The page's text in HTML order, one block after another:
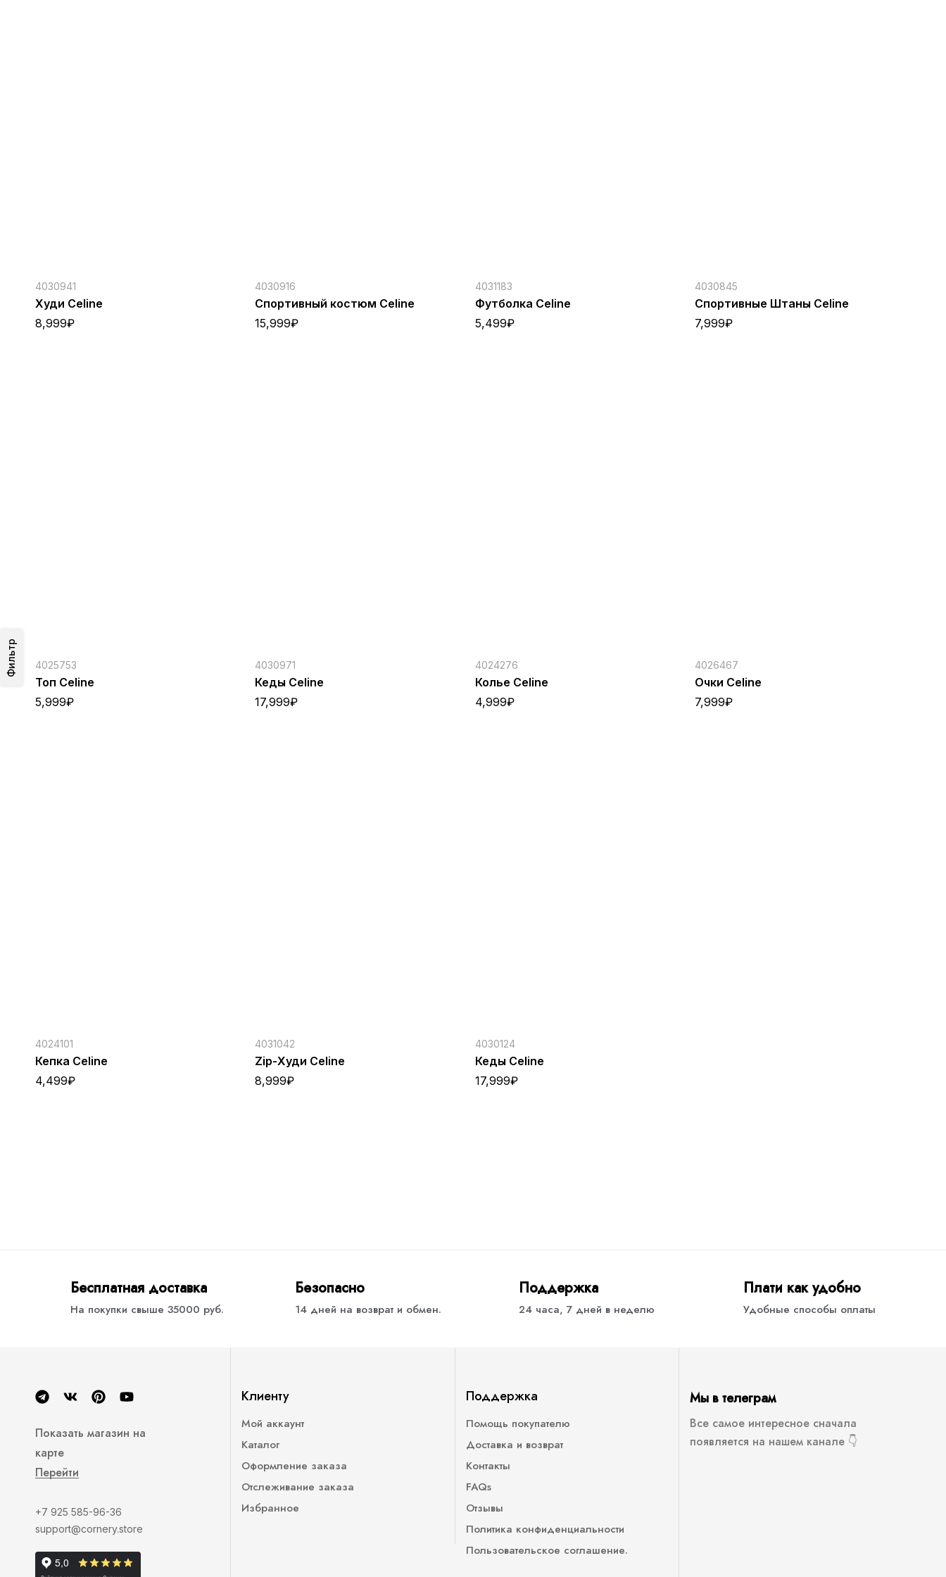
Фильтр
4030941
Худи Celine
8,999₽
4030916
Cпортивный костюм Celine
15,999₽
4031183
Футболка Celine
5,499₽
4030845
Спортивные Штаны Celine
7,999₽
4025753
Топ Celine
5,999₽
4030971
Кеды Celine
17,999₽
4024276
Колье Celine
4,999₽
4026467
Очки Celine
7,999₽
4024101
Кепка Celine
4,499₽
4031042
Zip-Худи Celine
8,999₽
4030124
Кеды Celine
17,999₽
Бесплатная доставка
На покупки свыше 35000 руб.
Безопасно
14 дней на возврат и обмен.
Поддержка
24 часа, 7 дней в неделю
Плати как удобно
Удобные способы оплаты
Показать магазин на
карте
Перейти
+7 925 585-96-36
support@cornery.store
Клиенту
Мой аккаунт
Каталог
Оформление заказа
Отслеживание заказа
Избранное
Поддержка
Помощь покупателю
Доставка и возврат
Контакты
FAQs
Отзывы
Политика конфиденциальности
Пользовательское соглашение.
Мы в телеграм
Все самое интересное сначала
появляется на нашем канале 👇